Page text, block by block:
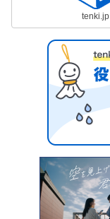
tenki.jp